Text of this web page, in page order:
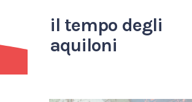
il tempo degli
aquiloni